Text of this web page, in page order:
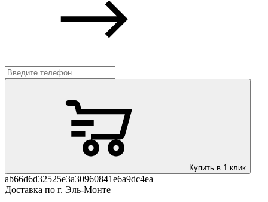
Купить в 1 клик
ab66d6d32525e3a30960841e6a9dc4ea
Доставка по г. Эль-Монте